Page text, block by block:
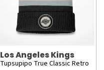
Los Angeles Kings
Tupsupipo True Classic Retro